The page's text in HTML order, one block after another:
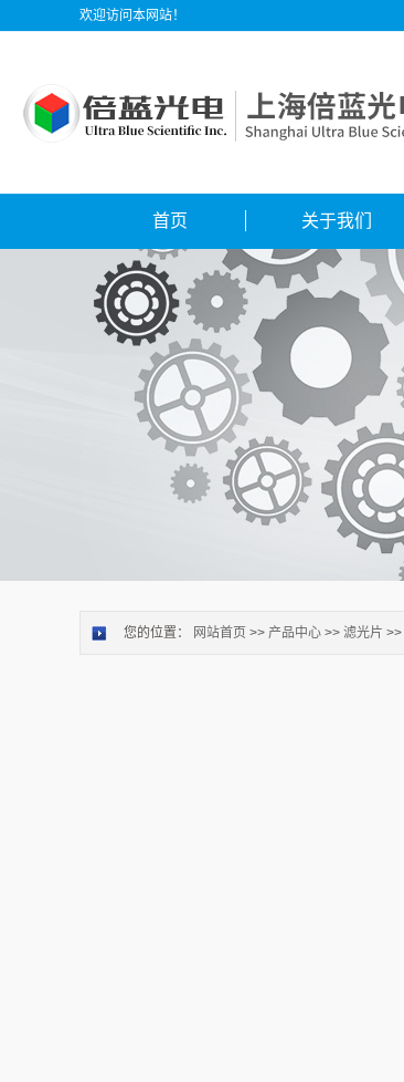
欢迎访问本网站！
首页 关于我们
您的位置： 网站首页 >> 产品中心 >> 滤光片 >>